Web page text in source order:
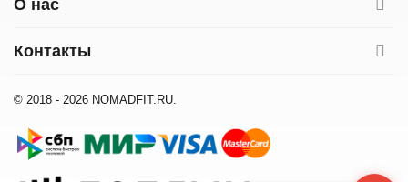
О нас
Контакты
© 2018 - 2026 NOMADFIT.RU.